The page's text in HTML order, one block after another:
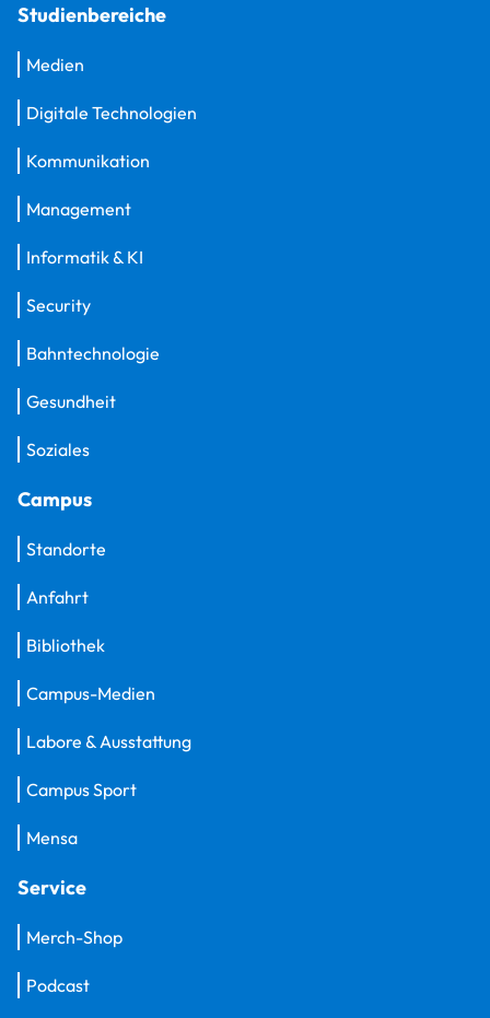
Studienbereiche
Medien
Digitale Technologien
Kommunikation
Management
Informatik & KI
Security
Bahntechnologie
Gesundheit
Soziales
Campus
Standorte
Anfahrt
Bibliothek
Campus-Medien
Labore & Ausstattung
Campus Sport
Mensa
Service
Merch-Shop
Podcast